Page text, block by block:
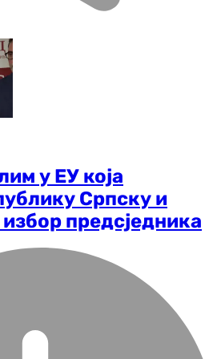
у ЕУ која
Српску и
предсједника